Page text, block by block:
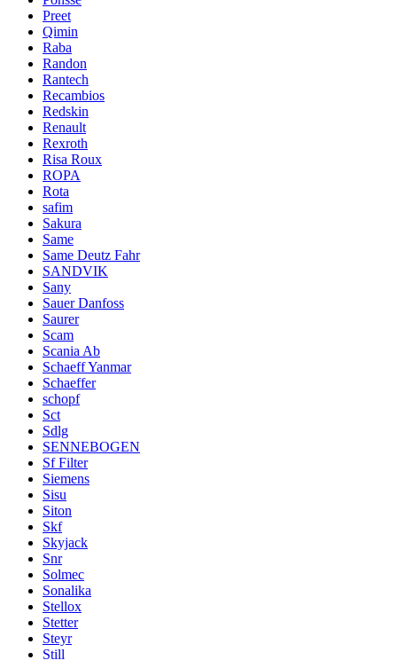
Preet
Qimin
Raba
Randon
Rantech
Recambios
Redskin
Renault
Rexroth
Risa Roux
ROPA
Rota
safim
Sakura
Same
Same Deutz Fahr
SANDVIK
Sany
Sauer Danfoss
Saurer
Scam
Scania Ab
Schaeff Yanmar
Schaeffer
schopf
Sct
Sdlg
SENNEBOGEN
Sf Filter
Siemens
Sisu
Siton
Skf
Skyjack
Snr
Solmec
Sonalika
Stellox
Stetter
Steyr
Still